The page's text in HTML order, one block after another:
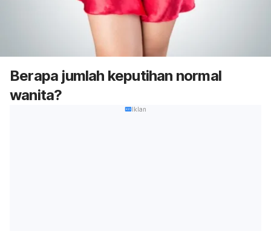
Berapa jumlah keputihan normal
wanita?
Iklan